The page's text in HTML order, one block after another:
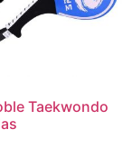
Taekwondo